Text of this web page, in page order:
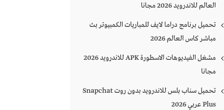
العالم للاندرويد 2026 مجانا
تحميل برنامج دراما لايف للمباريات الكمبيوتر بث
مباشر كاس العالم 2026
مشغل الفيديوهات الاسطورة APK للاندرويد 2026
مجانا
تحميل سناب بلس للاندرويد بدون روت Snapchat
Plus‏ عربي 2026